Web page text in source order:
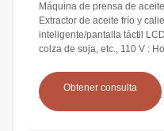
Máquina de prensa de
Extractor de aceite frío y
inteligente/pantalla táctil
colza de soja, etc., 110 V :
Obtener consulta